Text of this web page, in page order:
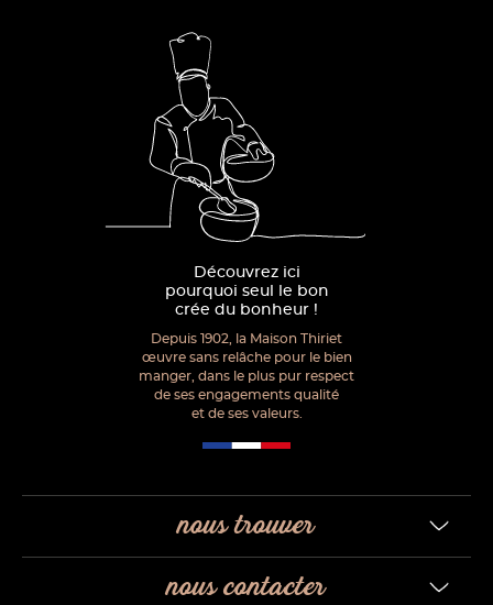
Découvrez ici
pourquoi seul le bon
crée du bonheur !
Depuis 1902, la Maison Thiriet
œuvre sans relâche pour le bien
manger, dans le plus pur respect
de ses engagements qualité
et de ses valeurs.
nous trouver
nous contacter